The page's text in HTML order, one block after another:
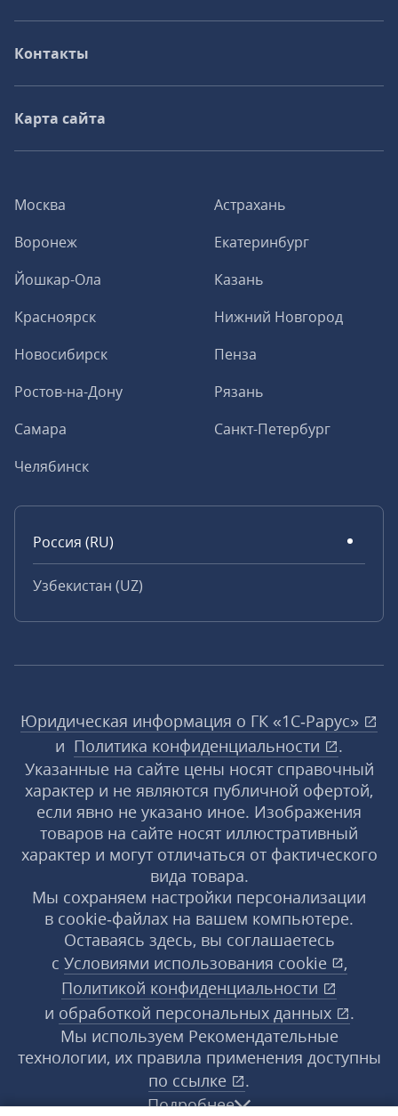
Москва
Астрахань
Воронеж
Екатеринбург
Йошкар-Ола
Казань
Красноярск
Нижний Новгород
Новосибирск
Пенза
Ростов-на-Дону
Рязань
Самара
Санкт-Петербург
Челябинск
Россия (RU)
Узбекистан (UZ)
Контакты
Карта сайта
Юридическая информация о ГК «1С‑Рарус»
и Политика конфиденциальности
.
Указанные на сайте цены носят справочный
характер и не являются публичной офертой,
если явно не указано иное. Изображения
товаров на сайте носят иллюстративный
характер и могут отличаться от фактического
вида товара.
Мы сохраняем настройки персонализации
в cookie‑файлах на вашем компьютере.
Оставаясь здесь, вы соглашаетесь
с Условиями использования cookie
,
Политикой конфиденциальности
и обработкой персональных данных
.
Мы используем Рекомендательные
технологии, их правила применения доступны
по ссылке
.
Подробнее